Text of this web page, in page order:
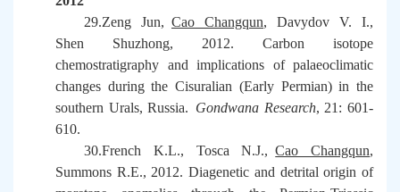
29.Zeng Jun, Cao Changqun, Davydov V. I.,
Shen Shuzhong, 2012. Carbon isotope
chemostratigraphy and implications of palaeoclimatic
changes during the Cisuralian (Early Permian) in the
southern Urals, Russia. Gondwana Research, 21: 601-
610.
30.French K.L., Tosca N.J.,Cao Changqun,
Summons R.E., 2012. Diagenetic and detrital origin of